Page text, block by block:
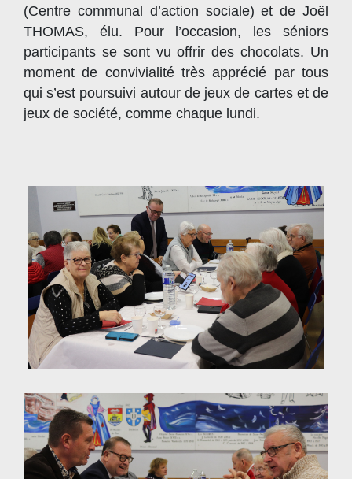
(Centre communal d’action sociale) et de Joël
THOMAS, élu. Pour l’occasion, les séniors
participants se sont vu offrir des chocolats. Un
moment de convivialité très apprécié par tous
qui s’est poursuivi autour de jeux de cartes et de
jeux de société, comme chaque lundi.